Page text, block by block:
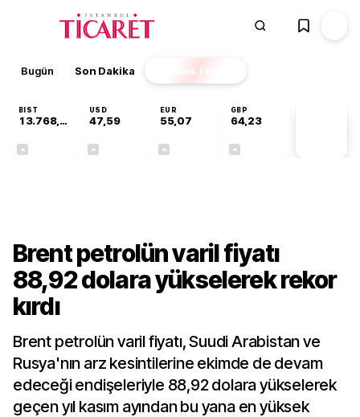
Bugün Son Dakika Finans EKSTRA
BIST
13.768,80
USD
47,59
EUR
55,07
GBP
64,23
Brent petrolün varil fiyatı
88,92 dolara yükselerek rekor
kırdı
Brent petrolün varil fiyatı, Suudi Arabistan ve
Rusya'nın arz kesintilerine ekimde de devam
edeceği endişeleriyle 88,92 dolara yükselerek
geçen yıl kasım ayından bu yana en yüksek